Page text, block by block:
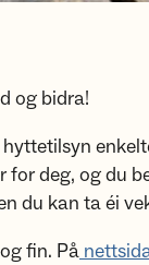
og bidra!
for deg, og du
du kan ta éi
fin. På